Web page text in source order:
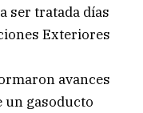
ser tratada días
Exteriores
avances
un gasoducto